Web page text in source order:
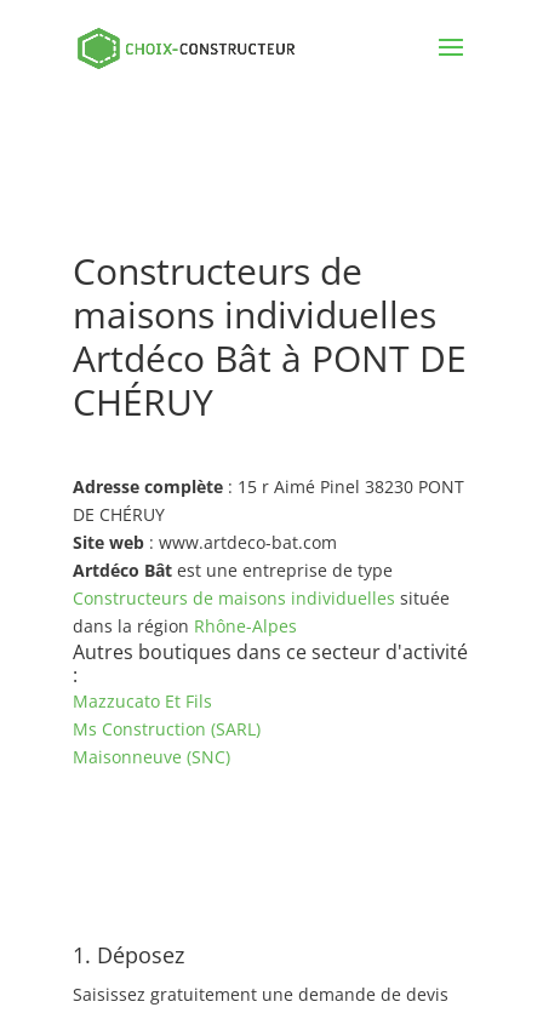
Constructeurs de
maisons individuelles
Artdéco Bât à PONT DE
CHÉRUY
Adresse complète: 15 r Aimé Pinel 38230 PONT
DE CHÉRUY
Site web: www.artdeco-bat.com
Artdéco Bâtest une entreprise de type
Constructeurs de maisons individuelles située
dans la région Rhône-Alpes
Autres boutiques dans ce secteur d'activité
:
Mazzucato Et Fils
Ms Construction (SARL)
Maisonneuve (SNC)
1. Déposez
Saisissez gratuitement une demande de devis